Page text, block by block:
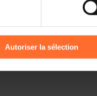
nécessaires.
Autoriser la sélection